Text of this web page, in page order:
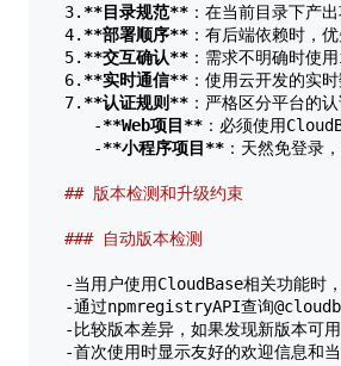
3. **目录规范**：在当前目录下产
4. **部署顺序**：有后端依赖时，
5. **交互确认**：需求不明确时
6. **实时通信**：使用云开发的实
7. **认证规则**：严格区分平台的
   -
**Web项目**：必须使用
   -
**小程序项目**：天然免登录
## 版本检测和升级约束
### 自动版本检测
-当用户使用CloudBase相关功能
-通过npmregistryAPI查询
-比较版本差异，如果发现新版本
-首次使用时显示友好的欢迎信息和